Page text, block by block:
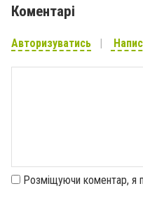
Коментарі
Авторизуватись
Розміщуючи коментар, я